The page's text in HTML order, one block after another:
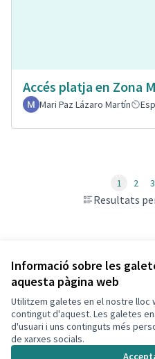
Informació sobre les
aquesta pàgina web
Utilitzem galetes en el nostre lloc
contingut d'aquest. Les galetes
d'usuari i uns continguts més
de xarxes socials.
Accés platja en Zona
Mari Paz Lázaro Martín
Resultats
1 2 3
Veure totes les propostes
Termes i condicions d'ús
Configuració de les galetes
Decidim Calafell a X
(Enllaç extern)
Decidim Calafell a Facebook
Decidim Calafell a
Decidim Calafell a
(Enllaç extern)